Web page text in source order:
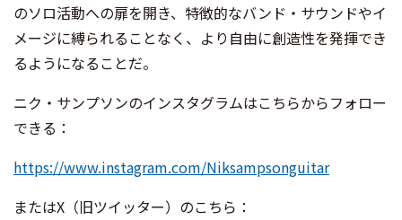
のソロ活動への扉を開き、特徴的なバンド・サウンドやイ
メージに縛られることなく、より自由に創造性を発揮でき
るようになることだ。
ニク・サンプソンのインスタグラムはこちらからフォロー
できる：
https://www.instagram.com/Niksampsonguitar
またはX（旧ツイッター）のこちら：